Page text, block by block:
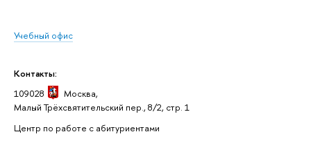
Учебный офис
Контакты:
109028
Москва,
Малый Трёхсвятительский пер., 8/2, стр. 1
Центр по работе с абитуриентами